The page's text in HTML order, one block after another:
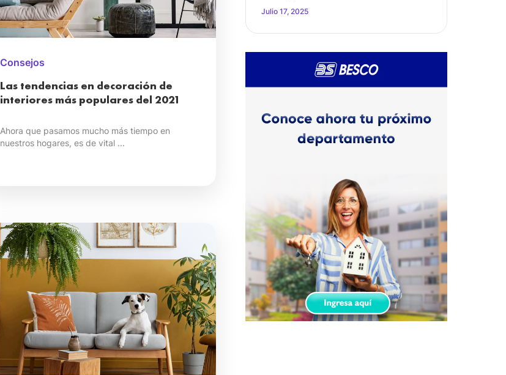
Consejos
Las tendencias en decoración de
interiores más populares del 2021
Ahora que pasamos mucho más tiempo en
nuestros hogares, es de vital ...
Julio 17, 2025